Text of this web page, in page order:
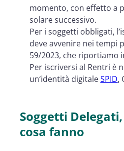
momento, con effetto a
solare successivo.
Per i soggetti obbligati,
deve avvenire nei tempi
59/2023, che riportiamo
Per iscriversi al Rentri è
un’identità digitaleSPID,
Soggetti
cosa fanno